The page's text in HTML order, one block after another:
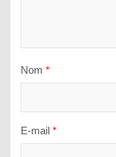
Nom *
E-mail *